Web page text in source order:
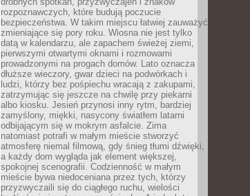
rozpoznawczych, które budują poczucie
bezpieczeństwa. W takim miejscu łatwiej zauważyć
zmieniające się pory roku. Wiosna nie jest tylko
datą w kalendarzu, ale zapachem świeżej ziemi,
pierwszymi otwartymi oknami i rozmowami
prowadzonymi na progach domów. Lato oznacza
dłuższe wieczory, gwar dzieci na podwórkach i
ludzi, którzy bez pośpiechu wracają z zakupami,
zatrzymując się jeszcze na chwilę przy piekarni
albo kiosku. Jesień przynosi inny rytm, bardziej
zamyślony, miękki, nasycony światłem latarni
odbijającym się w mokrym asfalcie. Zima
natomiast potrafi w małym mieście stworzyć
atmosferę niemal filmową, gdy śnieg tłumi dźwięki,
a każdy dom wygląda jak element większej,
spokojnej scenografii. Codzienność w małym
mieście bywa niedoceniana przez tych, którzy
przyzwyczaili się do ciągłego ruchu, wielości